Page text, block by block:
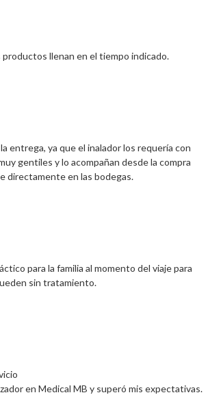
llenan en el tiempo indicado.
entrega, ya que el inalador los requería con
gentiles y lo acompañan desde la compra
directamente en las bodegas.
para la familia al momento del viaje para
sin tratamiento.
en Medical MB y superó mis expectativas.